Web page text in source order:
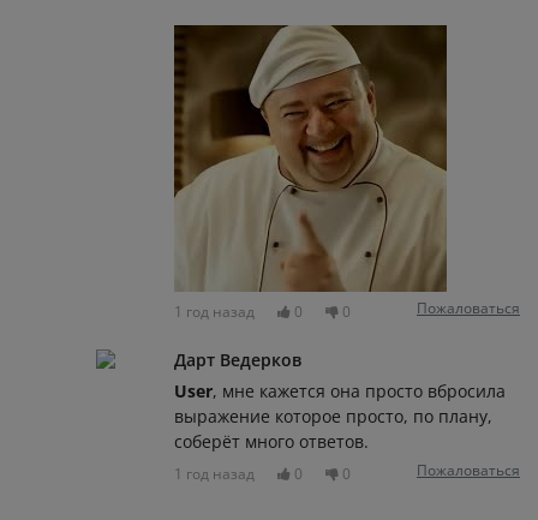
1 год назад 0 0 Пожаловаться
Дарт Ведерков
User, мне кажется она просто вбросила
выражение которое просто, по плану,
соберёт много ответов.
1 год назад 0 0 Пожаловаться